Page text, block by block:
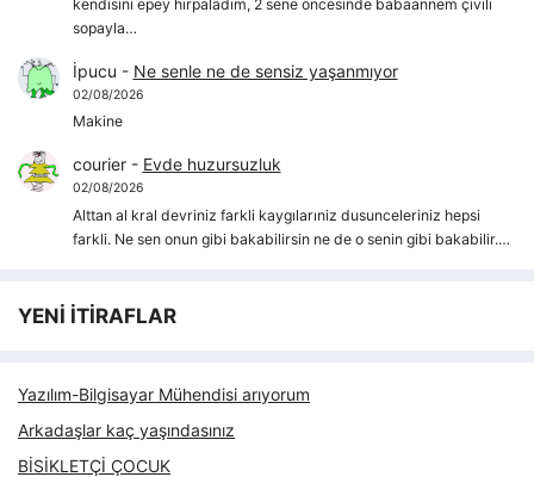
kendisini epey hırpaladım, 2 sene öncesinde babaannem çivili
sopayla…
İpucu - Ne senle ne de sensiz yaşanmıyor
02/08/2026
Makine
courier- Evde huzursuzluk
02/08/2026
Alttan al kral devriniz farkli kaygılarıniz dusunceleriniz hepsi
farkli. Ne sen onun gibi bakabilirsin ne de o senin gibi bakabilir.…
YENİ İTİRAFLAR
Yazılım-Bilgisayar Mühendisi arıyorum
Arkadaşlar kaç yaşındasınız
BİSİKLETÇİ ÇOCUK